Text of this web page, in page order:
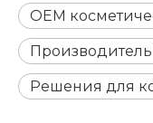
OEM
Решения для